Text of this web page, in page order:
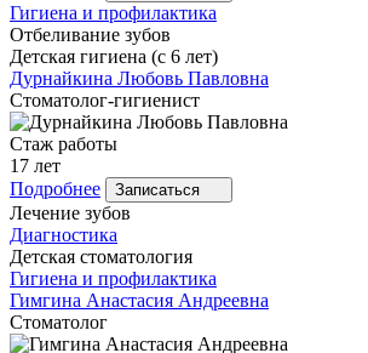
Гигиена и профилактика
Отбеливание зубов
Детская гигиена (с 6 лет)
Дурнайкина Любовь Павловна
Стоматолог-гигиенист
Стаж работы
17 лет
Подробнее
Записаться
Лечение зубов
Диагностика
Детская стоматология
Гигиена и профилактика
Гимгина Анастасия Андреевна
Стоматолог